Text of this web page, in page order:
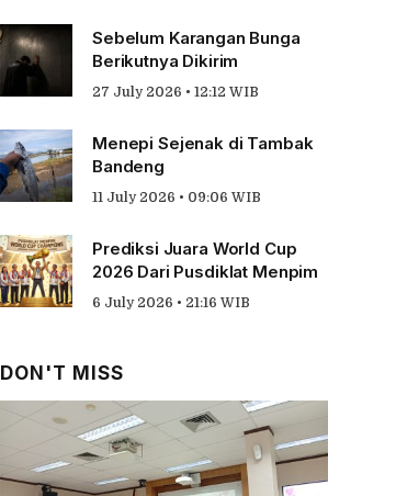
Sebelum Karangan Bunga
Berikutnya Dikirim
27 July 2026 • 12:12 WIB
Menepi Sejenak di Tambak
Bandeng
11 July 2026 • 09:06 WIB
Prediksi Juara World Cup
2026 Dari Pusdiklat Menpim
6 July 2026 • 21:16 WIB
DON'T MISS